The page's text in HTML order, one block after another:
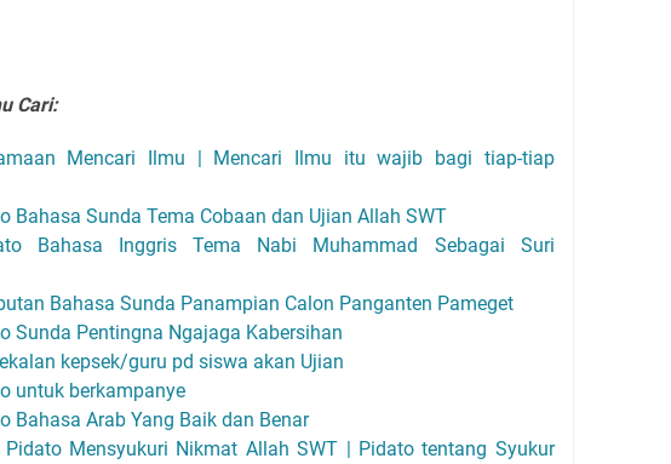
Cari:
Mencari Ilmu | Mencari Ilmu itu wajib bagi tiap-tiap
Bahasa Sunda Tema Cobaan dan Ujian Allah SWT
Bahasa Inggris Tema Nabi Muhammad Sebagai Suri
Bahasa Sunda Panampian Calon Panganten Pameget
Sunda Pentingna Ngajaga Kabersihan
kepsek/guru pd siswa akan Ujian
untuk berkampanye
Bahasa Arab Yang Baik dan Benar
Pidato Mensyukuri Nikmat Allah SWT | Pidato tentang Syukur